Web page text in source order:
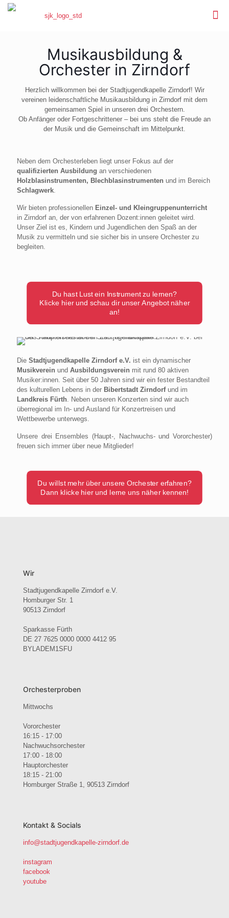
Musikausbildung &
Orchester in Zirndorf
Herzlich willkommen bei der Stadtjugendkapelle Zirndorf! Wir
vereinen leidenschaftliche Musikausbildung in Zirndorf mit dem
gemeinsamen Spiel in unseren drei Orchestern.
Ob Anfänger oder Fortgeschrittener – bei uns steht die Freude an
der Musik und die Gemeinschaft im Mittelpunkt.
Neben dem Orchesterleben liegt unser Fokus auf der
qualifizierten Ausbildung an verschiedenen
Holzblasinstrumenten, Blechblasinstrumenten und im Bereich
Schlagwerk.
Wir bieten professionellen Einzel- und Kleingruppenunterricht
in Zirndorf an, der von erfahrenen Dozent:innen geleitet wird.
Unser Ziel ist es, Kindern und Jugendlichen den Spaß an der
Musik zu vermitteln und sie sicher bis in unsere Orchester zu
begleiten.
Du hast Lust ein Instrument zu lernen?
Klicke hier und schau dir unser Angebot näher
an!
Die Stadtjugendkapelle Zirndorf e.V. ist ein dynamischer
Musikverein und Ausbildungsverein mit rund 80 aktiven
Musiker:innen. Seit über 50 Jahren sind wir ein fester Bestandteil
des kulturellen Lebens in der Bibertstadt Zirndorfund im
Landkreis Fürth. Neben unseren Konzerten sind wir auch
überregional im In- und Ausland für Konzertreisen und
Wettbewerbe unterwegs.
Unsere drei Ensembles (Haupt-, Nachwuchs- und Vororchester)
freuen sich immer über neue Mitglieder!
Du willst mehr über unsere Orchester erfahren?
Dann klicke hier und lerne uns näher kennen!
Wir
Stadtjugendkapelle Zirndorf e.V.
Homburger Str. 1
90513 Zirndorf
Sparkasse Fürth
DE 27 7625 0000 0000 4412 95
BYLADEM1SFU
Orchesterproben
Mittwochs
Vororchester
16:15 - 17:00
Nachwuchsorchester
17:00 - 18:00
Hauptorchester
18:15 - 21:00
Homburger Straße 1, 90513 Zirndorf
Kontakt & Socials
info@stadtjugendkapelle-zirndorf.de
instagram
facebook
youtube